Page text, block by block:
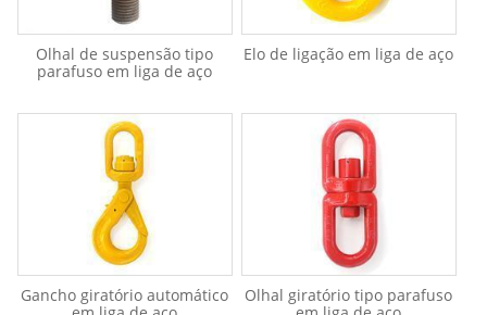
Olhal de suspensão tipo
parafuso em liga de aço
Elo de ligação em liga de aço
Gancho giratório automático
Olhal giratório tipo parafuso